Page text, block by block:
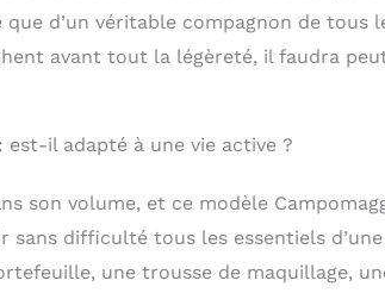
que d’un véritable compagnon de tous
avant tout la légèreté, il faudra
il adapté à une vie active ?
son volume, et ce modèle
difficulté tous les essentiels
une trousse de maquillage,